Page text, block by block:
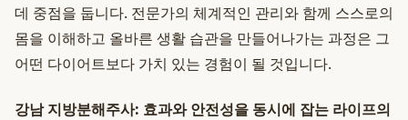
데 중점을 둡니다. 전문가의 체계적인 관리와 함께 스스로의
몸을 이해하고 올바른 생활 습관을 만들어나가는 과정은 그
어떤 다이어트보다 가치 있는 경험이 될 것입니다.
강남 지방분해주사: 효과와 안전성을 동시에 잡는 라이프의